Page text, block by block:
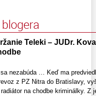
Teleki – JUDr.
nezabúda … Keď ma
z PZ Nitra do Bratislavy,
na chodbe kriminálky. Z